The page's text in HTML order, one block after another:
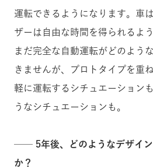
運転できるようになります。車
ザーは自由な時間を得られるよ
まだ完全な自動運転がどのよう
きませんが、プロトタイプを重
軽に運転するシチュエーション
うなシチュエーションも。
── 5年後、どのようなデザイン
か？